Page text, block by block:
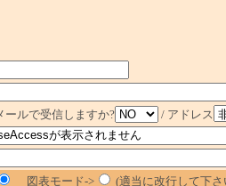
ールで受信しますか?
/ アドレス
図表モード-> (適当に改行して下さ